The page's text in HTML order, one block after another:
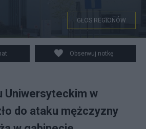
GŁOS REGIONÓW
Obserwuj notkę
Uniwersyteckim w
do ataku mężczyzny